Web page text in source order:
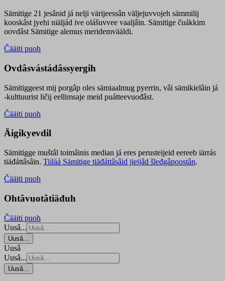
Sämitige 21 jesânid já nelji värijeessân väljejuvvojeh sämmilij
kooskâst jyehi niäljád ive olášuvvee vaaljâin. Sämitige čuákkim
oovdâst Sämitige alemus meridemvääldi.
Čääiti puoh
Ovdâsvástádâssyergih
Sämitiggeest mij porgâp oles sämiaalmug pyerrin, vâi sämikielâin já
-kulttuurist ličij eellimsaje meid puátteevuođâst.
Čääiti puoh
Äigikyevdil
Sämitigge muštâl toimâinis median já eres perusteijeid eereeb iärrás
tiäđáttâsâin. Tiiláá Sämitige tiäđáttâsâid jieijâd šleđgâpoostân.
Čääiti puoh
Ohtâvuotâtiäđuh
Čääiti puoh
Uusâ...
Uusâ...
Uusâ
Uusâ...
Uusâ...